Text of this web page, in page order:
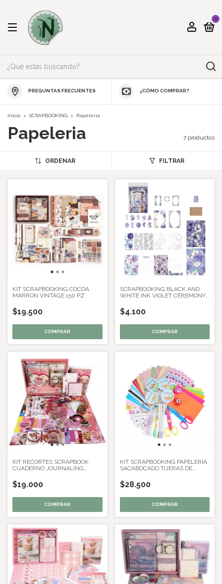
0
PREGUNTAS FRECUENTES ¿CÓMO COMPRAR?
Inicio > SCRAPBOOKING > Papeleria
Papeleria 7 productos
ORDENAR FILTRAR
KIT SCRAPBOOKING COCOA
MARRON VINTAGE 150 PZ
$19.500
SCRAPBOOKING BLACK AND
WHITE INK VIOLET CEREMONY
$4.100
KIT RECORTES SCRAPBOOK
CUADERNO JOURNALING
$19.000
KIT SCRAPBOOKING PAPELERIA
SACABOCADO TIJERAS DE
$28.500